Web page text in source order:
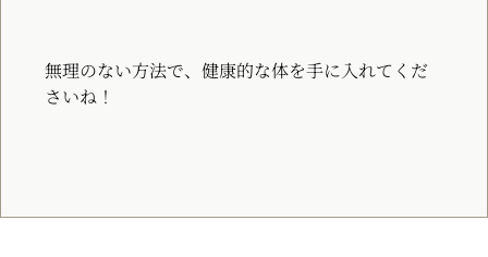
無理のない方法で、健康的な体を手に入れてくだ
さいね！